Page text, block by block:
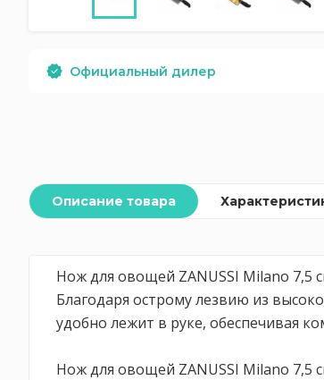
Официальный дилер
Описание товара
Нож для овощей ZANUSSI Milano 7,5
Благодаря острому лезвию из
удобно лежит в руке, обеспечивая
Нож для овощей ZANUSSI Milano 7,5